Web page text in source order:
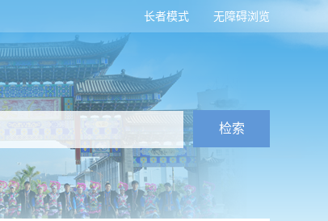
无障碍浏览
长者模式